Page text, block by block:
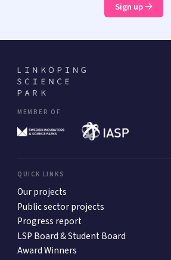
Sign up
MEMBER OF
QUICK LINKS
Our projects
Public sector projects
Progress report
LSP Board & Student Board
Award Winners